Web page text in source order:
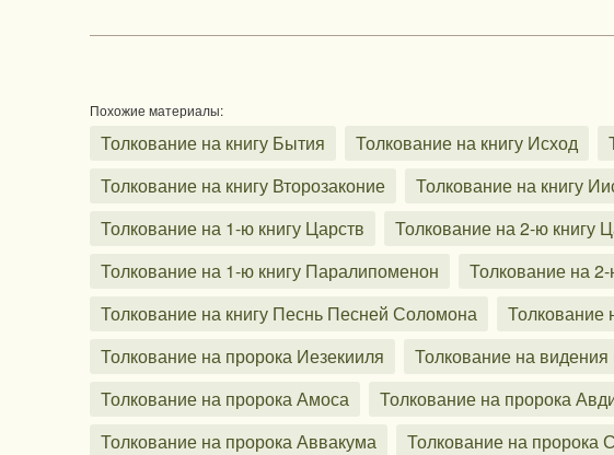
Похожие материалы:
Толкование на книгу Бытия Толкование на книгу Исход
Толкование на книгу Второзаконие
Толкование на книгу
Толкование на 1-ю книгу Царств
Толкование на 2-ю книгу
Толкование на 1-ю книгу Паралипоменон
Толкование на
Толкование на книгу Песнь Песней Соломона
Толкование
Толкование на пророка Иезекииля
Толкование на
Толкование на пророка Амоса
Толкование на пророка
Толкование на пророка Аввакума
Толкование на пророка